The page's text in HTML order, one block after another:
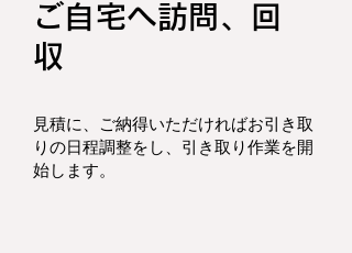
ご自宅へ訪問、回
収
見積に、ご納得いただければお引き取
りの日程調整をし、 引き取り作業を開
始します。